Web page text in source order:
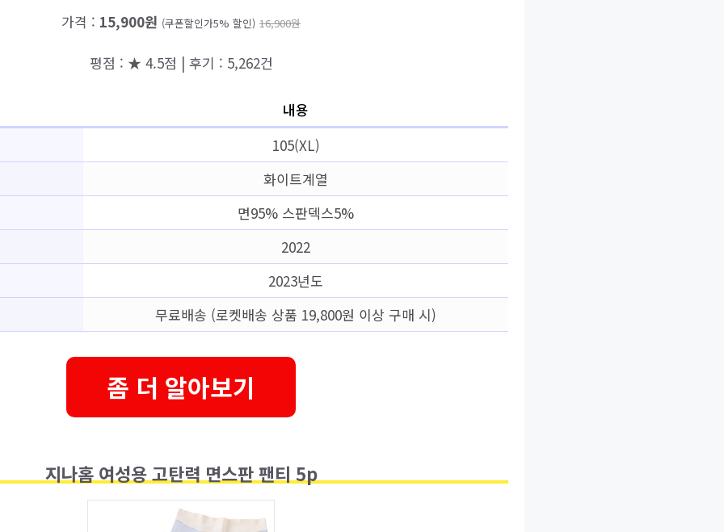
가격 : 15,900원 (쿠폰할인가5% 할인) 16,900원
평점 : ★ 4.5점 | 후기 : 5,262건
내용
105(XL)
화이트계열
면95% 스판덱스5%
2022
2023년도
무료배송 (로켓배송 상품 19,800원 이상 구매 시)
좀 더 알아보기
지나홈 여성용 고탄력 면스판 팬티 5p